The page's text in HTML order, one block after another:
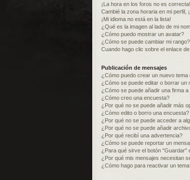
¡La hora en los foros no es correcta!
Cambié la zona horaria en mi perfil,
¡Mi idioma no está en la lista!
¿Qué es la imagen al lado de mi
¿Cómo puedo mostrar un avatar?
¿Cómo se puede cambiar mi rango?
Cuando hago clic sobre el enlace
Publicación de mensajes
¿Cómo puedo crear un nuevo
¿Cómo se puede editar o borrar un
¿Cómo se puede añadir una firma a
¿Cómo creo una encuesta?
¿Por qué no se puede añadir más
¿Cómo edito o borro una encuesta?
¿Por qué no se puede acceder a
¿Por qué no se puede añadir
¿Por qué recibí una advertencia?
¿Cómo se puede reportar un
¿Para qué sirve el botón "Guardar"
¿Por qué mis mensajes necesitan
¿Cómo hago para reactivar un